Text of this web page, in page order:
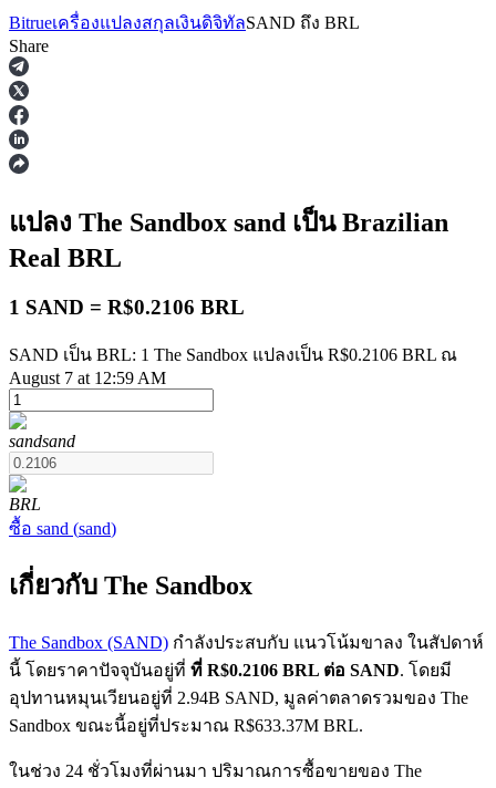
ฟิวเจอร์ส
ฟิวเจอร์สที่ใช้ USDT เป็นหลักประกัน
ฟิวเจอร์ส COIN-M
ฟิวเจอร์สสกุลเงินดิจิทัล
Bitrueเครื่องแปลงสกุลเงินดิจิทัลSAND ถึง BRL
Share
แปลง The Sandbox sand เป็น Brazilian
Real BRL
1 SAND = R$0.2106 BRL
SAND เป็น BRL: 1 The Sandbox แปลงเป็น R$0.2106 BRL ณ
August 7 at 12:59 AM
sandsand
BRL
ซื้อ sand (sand)
เกี่ยวกับ The Sandbox
The Sandbox (SAND) กำลังประสบกับ แนวโน้มขาลง ในสัปดาห์
นี้ โดยราคาปัจจุบันอยู่ที่ ที่ R$0.2106 BRL ต่อ SAND. โดยมี
อุปทานหมุนเวียนอยู่ที่ 2.94B SAND, มูลค่าตลาดรวมของ The
Sandbox ขณะนี้อยู่ที่ประมาณ R$633.37M BRL.
ในช่วง 24 ชั่วโมงที่ผ่านมา ปริมาณการซื้อขายของ The